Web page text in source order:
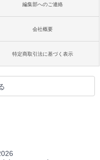
編集部へのご連絡
会社概要
特定商取引法に基づく表示